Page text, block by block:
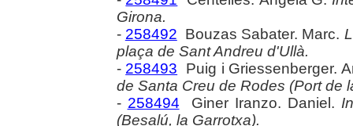
Girona.
- 258492 Bouzas Sabater. Marc.
plaça de Sant Andreu d'Ullà.
- 258493 Puig i Griessenberger.
de Santa Creu de Rodes (Port de
- 258494 Giner Iranzo. Daniel.
(Besalú, la Garrotxa).